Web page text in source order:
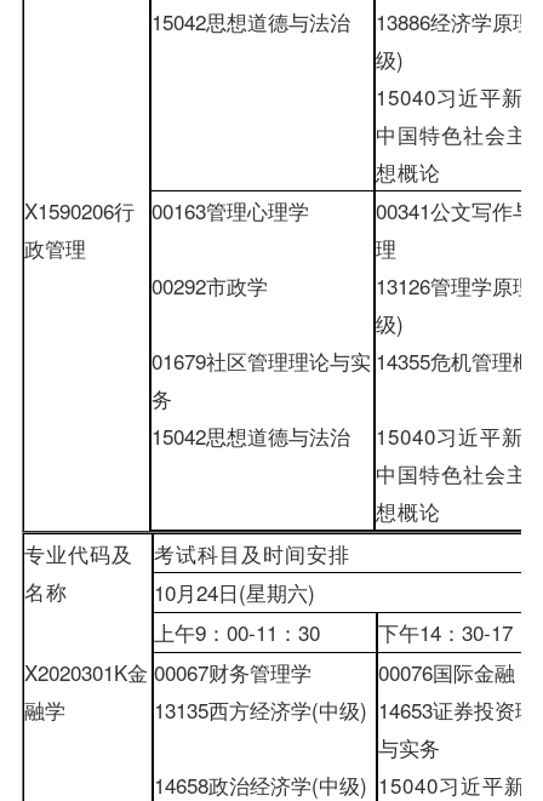
15042思想道德与法治 13886经济学原理
级)
15040习近平新
中国特色社会主
想概论
X1590206行
政管理
00163管理心理学 00341公文写作与
理
00292市政学 13126管理学原理
级)
01679社区管理理论与实
务
14355危机管理概
15042思想道德与法治 15040习近平新
中国特色社会主
想概论
专业代码及
名称
考试科目及时间安排
10月24日(星期六)
上午9： 00-11 ： 30 下午14： 30-17：
X2020301K金
融学
00067财务管理学 00076国际金融
13135西方经济学(中级) 14653证券投资理
与实务
14658政治经济学(中级) 15040习近平新